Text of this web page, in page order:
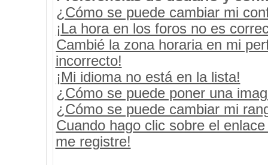
¿Cómo se puede cambiar mi
¡La hora en los foros no es
Cambié la zona horaria en mi
incorrecto!
¡Mi idioma no está en la lista!
¿Cómo se puede poner una
¿Cómo se puede cambiar mi
Cuando hago clic sobre el
me registre!